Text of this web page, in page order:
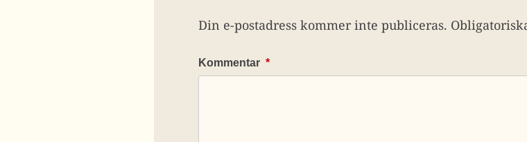
Din e-postadress kommer inte publiceras.
Kommentar *